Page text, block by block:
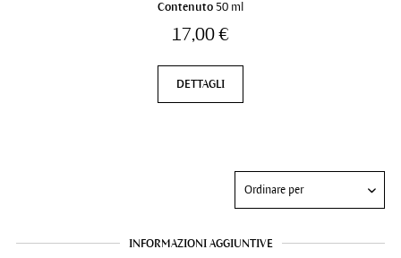
Contenuto 50 ml
17,00 €
DETTAGLI
INFORMAZIONI AGGIUNTIVE